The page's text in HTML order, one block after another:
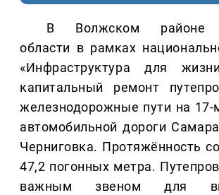
В Волжском районе
области в рамках
«Инфраструктура для
капитальный ремонт
железнодорожные пути на 17-
автомобильной дороги
Черниговка. Протяжённость
47,2 погонных метра.
важным звеном для